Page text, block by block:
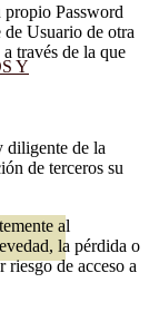
Y
Password
Usuario de otra
través de la que
diligente de la
de terceros su
al
la pérdida o
riesgo de acceso a